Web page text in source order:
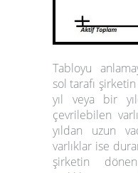
Tabloyu
sol tarafı
yıl veya bir
çevrilebilen
yıldan uzun
varlıklar ise
şirketin